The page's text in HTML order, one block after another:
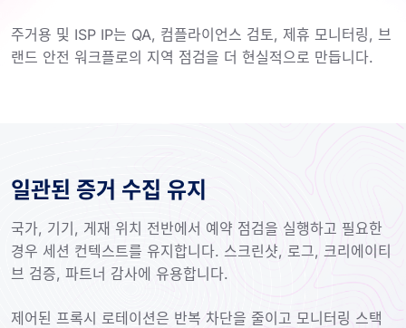
주거용 및 ISP IP는 QA, 컴플라이언스 검토, 제휴 모니터링, 브
랜드 안전 워크플로의 지역 점검을 더 현실적으로 만듭니다.
일관된 증거 수집 유지
국가, 기기, 게재 위치 전반에서 예약 점검을 실행하고 필요한
경우 세션 컨텍스트를 유지합니다. 스크린샷, 로그, 크리에이티
브 검증, 파트너 감사에 유용합니다.
제어된 프록시 로테이션은 반복 차단을 줄이고 모니터링 스택